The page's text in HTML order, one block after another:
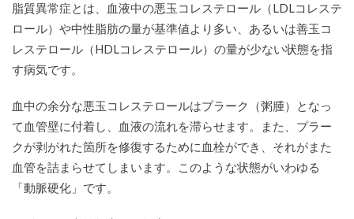
2.2
体に
良い
油を
3
脂質
症の
人は
を摂
脂質異常症とは、血液中の悪玉コレステロール（LDLコレステ
ロール）や中性脂肪の量が基準値より多い、あるいは善玉コ
レステロール（HDLコレステロール）の量が少ない状態を指
す病気です。
血中の余分な悪玉コレステロールはプラーク（粥腫）となっ
て血管壁に付着し、血液の流れを滞らせます。また、プラー
クが剥がれた箇所を修復するために血栓ができ、それがまた
血管を詰まらせてしまいます。このような状態がいわゆる
「動脈硬化」です。